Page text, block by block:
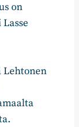
on
Lehtonen